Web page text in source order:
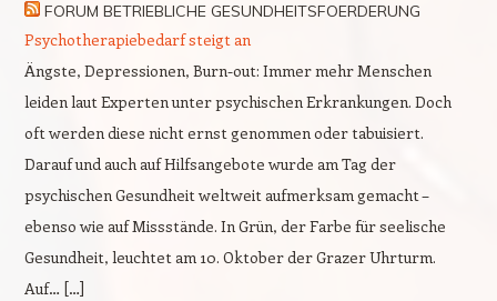
FORUM BETRIEBLICHE GESUNDHEITSFOERDERUNG
Psychotherapiebedarf steigt an
Ängste, Depressionen, Burn-out: Immer mehr Menschen
leiden laut Experten unter psychischen Erkrankungen. Doch
oft werden diese nicht ernst genommen oder tabuisiert.
Darauf und auch auf Hilfsangebote wurde am Tag der
psychischen Gesundheit weltweit aufmerksam gemacht –
ebenso wie auf Missstände. In Grün, der Farbe für seelische
Gesundheit, leuchtet am 10. Oktober der Grazer Uhrturm.
Auf… […]